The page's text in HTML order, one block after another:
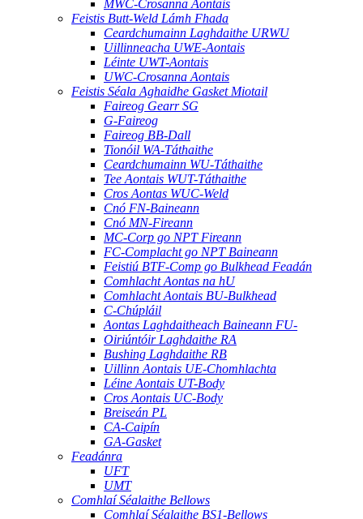
MWC-Crosanna Aontais
Feistis Butt-Weld Lámh Fhada
Ceardchumainn Laghdaithe URWU
Uillinneacha UWE-Aontais
Léinte UWT-Aontais
UWC-Crosanna Aontais
Feistis Séala Aghaidhe Gasket Miotail
Faireog Gearr SG
G-Faireog
Faireog BB-Dall
Tionóil WA-Táthaithe
Ceardchumainn WU-Táthaithe
Tee Aontais WUT-Táthaithe
Cros Aontas WUC-Weld
Cnó FN-Baineann
Cnó MN-Fireann
MC-Corp go NPT Fireann
FC-Complacht go NPT Baineann
Feistiú BTF-Comp go Bulkhead Feadán
Comhlacht Aontas na hU
Comhlacht Aontais BU-Bulkhead
C-Chúpláil
Aontas Laghdaitheach Baineann FU-
Oiriúntóir Laghdaithe RA
Bushing Laghdaithe RB
Uillinn Aontais UE-Chomhlachta
Léine Aontais UT-Body
Cros Aontais UC-Body
Breiseán PL
CA-Caipín
GA-Gasket
Feadánra
UFT
UMT
Comhlaí Séalaithe Bellows
Comhlaí Séalaithe BS1-Bellows